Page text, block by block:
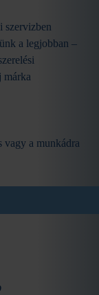
szervizben
a legjobban –
márka
vagy a munkádra